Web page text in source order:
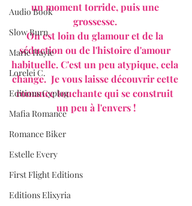
Audio Book
Slow Burn
Marie Hayle
Lorelei C.
Editions Cyplog
Mafia Romance
Romance Biker
Estelle Every
First Flight Editions
Editions Elixyria
un moment torride, puis une
grossesse.
On est loin du glamour et de la
séduction ou de l'histoire d'amour
habituelle. C'est un peu atypique, cela
change.  Je vous laisse découvrir cette
romance touchante qui se construit
un peu à l'envers !